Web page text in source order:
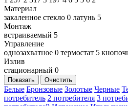
Материал
закаленное стекло 0 латунь 5
Монтаж
встраиваемый 5
Управление
однозахватное 0 термостат 5
Излив
стационарный 0
Показать Очистить
Белые Бронзовые Золотые Черные
потребитель 2 потребителя 3